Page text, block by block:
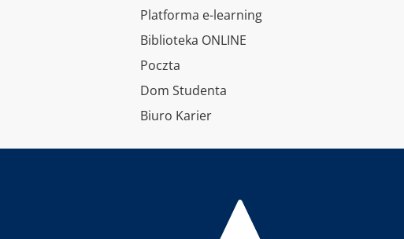
Platforma e-learning
Biblioteka ONLINE
Poczta
Dom Studenta
Biuro Karier